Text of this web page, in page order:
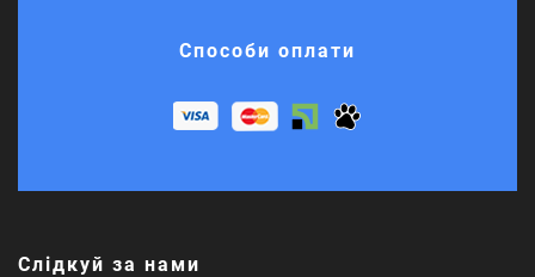
Способи оплати
Слідкуй за нами